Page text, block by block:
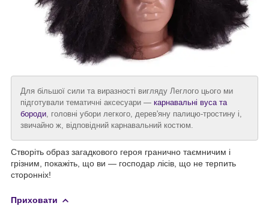
Для більшої сили та виразності вигляду Леглого цього ми
підготували тематичні аксесуари — карнавальні вуса та
бороди , головні убори легкого, дерев'яну палицю-тростину і,
звичайно ж, відповідний карнавальний костюм.
Створіть образ загадкового героя гранично таємничим і
грізним, покажіть, що ви — господар лісів, що не терпить
сторонніх!
Приховати